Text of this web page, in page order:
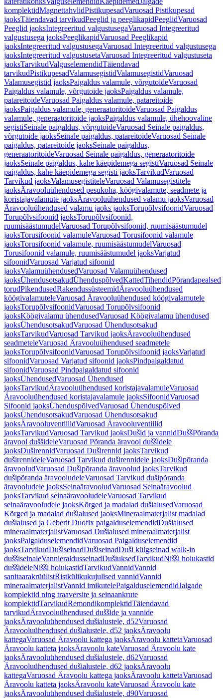
komplektidMagnettahvlidPistikupesadVaruosad Pistikupesad
jaoksTäiendavad tarvikudPeeglid ja peeglikapidPeeglidVaruosad
Peeglid jaoksIntegreeritud valgustusegaVaruosad Integreeritud
valgustusega jaoksPeeglikapidVaruosad Peeglikapid
jaoksIntegreeritud valgustusegaVaruosad Integreeritud valgustusega
jaoksIntegreeritud valgustusetaVaruosad Integreeritud valgustuseta
jaoksTarvikudValguselemendidTäiendavad
tarvikudPistikupesadValamusegistidValamusegistidVaruosad
Valamusegistid jaoksPaigaldus valamule, võrgutoideVaruosad
Paigaldus valamule, võrgutoide jaoksPaigaldus valamule,
patareitoideVaruosad Paigaldus valamule, patareitoide
jaoksPaigaldus valamule, generaatoritoideVaruosad Paigaldus
valamule, generaatoritoide jaoksPaigaldus valamule, ühehoovaline
segistiSeinale paigaldus, võrgutoideVaruosad Seinale paigaldus,
võrgutoide jaoksSeinale paigaldus, patareitoideVaruosad Seinale
paigaldus, patareitoide jaoksSeinale paigaldus,
generaatoritoideVaruosad Seinale paigaldus, generaatoritoide
jaoksSeinale paigaldus, kahe käepidemega segistiVaruosad Seinale
paigaldus, kahe käepidemega segisti jaoksTarvikudVaruosad
Tarvikud jaoksValamusegistiteleVaruosad Valamusegistitele
jaoksÄravooluühendused pesukoha, köögivalamute, seadmete ja
koristajavalamute jaoksÄravooluühendused valamu jaoksVaruosad
Äravooluühendused valamu jaoks jaoksTorupõlvsifoonidVaruosad
Torupõlvsifoonid jaoksTorupõlvsifoonid,
ruumisäästumudelVaruosad Torupõlvsifoonid, ruumisäästumudel
jaoksTorusifoonid valamuleVaruosad Torusifoonid valamule
jaoksTorusifoonid valamule, ruumisäästumudelVaruosad
Torusifoonid valamule, ruumisäästumudel jaoksVarjatud
sifoonidVaruosad Varjatud sifoonid
jaoksValamuühendusedVaruosad Valamuühendused
jaoksÜhendusotsakudÜhenduspõlvedKattedTihendidPõrandapealsed
torudPikendusedRakendussüsteemidÄravooluühendused
köögivalamuteleVaruosad Äravooluühendused köögivalamutele
jaoksTorupõlvsifoonidVaruosad Torupõlvsifoonid
jaoksKöögivalamu ühendusedVaruosad Köögivalamu ühendused
jaoksÜhendusotsakudVaruosad Ühendusotsakud
jaoksTarvikudVaruosad Tarvikud jaoksÄravooluühendused
seadmeteleVaruosad Äravooluühendused seadmetele
jaoksTorupõlvsifoonidVaruosad Torupõlvsifoonid jaoksVarjatud
sifoonidVaruosad Varjatud sifoonid jaoksPindpaigaldatud
sifoonidVaruosad Pindpaigaldatud sifoonid
jaoksÜhendusedVaruosad Ühendused
jaoksTarvikudÄravooluühendused koristajavalamuleVaruosad
Äravooluühendused koristajavalamule jaoksSifoonidVaruosad
Sifoonid jaoksÜhenduspõlvedVaruosad Ühenduspõlved
jaoksÜhendusotsakudVaruosad Ühendusotsakud
jaoksÄravooluventiilidVaruosad Äravooluventiilid
jaoksTarvikudVaruosad Tarvikud jaoksDušid ja vannidDuššPõranda
äravool duššideleVaruosad Põranda äravool duššidele
jaoksDuširennidVaruosad Duširennid jaoksTarvikud
duširennideleVaruosad Tarvikud duširennidele jaoksDušipõranda
äravooludVaruosad Dušipõranda äravoolud jaoksTarvikud
dušipõranda äravooludeleVaruosad Tarvikud dušipõranda
äravooludele jaoksSeinaäravooludVaruosad Seinaäravoolud
jaoksTarvikud seinaäravooludeleVaruosad Tarvikud
seinaäravooludele jaoksKõrged ja madalad dušialusedVaruosad
Kõrged ja madalad dušialused jaoksMineraalmaterjalist madalad
dušialused ja Geberit Duofix paigalduselemendidDušialused
mineraalmaterjalistVaruosad Dušialused mineraalmaterjalist
jaoksPaigalduselemendidVaruosad Paigalduselemendid
jaoksTarvikudDušiseinadDušiseinadDuši külgseinad walk-in
duššiseinaleVannieraldusseinadDušiuksedTarvikudNišši hoiukastid
duššideleNišši hoiukastidTarvikudVannidVannid
sanitaarakrüülistRistkülikukujulised vannidVannid
mineraalmaterjalistVannid imikutelePaigalduselemendidJalgade
komplektid ning traaversite ja seinaankrute
komplektidTarvikudRemondikomplektidTäiendavad
tarvikudÄravooluühendused duššide ja vannide
jaoksÄravooluühendused dušialustele, d52Varuosad
Äravooluühendused dušialustele, d52 jaoksÄravoolu
kattegaVaruosad Äravoolu kattega jaoksÄravoolu kattetaVaruosad
Äravoolu katteta jaoksÄravoolu kateVaruosad Äravoolu kate
jaoksÄravooluühendused dušialustele, d62Varuosad
Äravooluühendused dušialustele, d62 jaoksÄravoolu
kattegaVaruosad Äravoolu kattega jaoksÄravoolu kattetaVaruosad
Äravoolu katteta jaoksÄravoolu kateVaruosad Äravoolu kate
jaoksÄravooluühendused dušialustele, d90Varuosad